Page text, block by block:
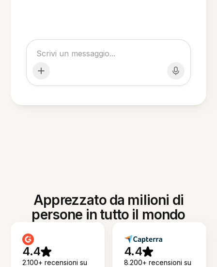
Apprezzato da milioni di
persone in tutto il mondo
4.4
2.100+ recensioni su
4.4
8.200+ recensioni su